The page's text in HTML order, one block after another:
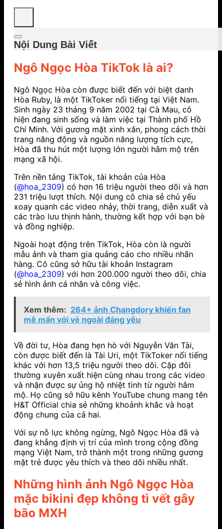
Nội Dung Bài Viết
Ngô Ngọc Hòa TikTok là ai?
Ngô Ngọc Hòa còn được biết đến với biệt danh
Hòa Ruby, là một TikToker nổi tiếng tại Việt Nam.
Sinh ngày 23 tháng 9 năm 2002 tại Cà Mau, cô
hiện đang sinh sống và làm việc tại Thành phố Hồ
Chí Minh. Với gương mặt xinh xắn, phong cách thời
trang năng động và nguồn năng lượng tích cực,
Hòa đã thu hút một lượng lớn người hâm mộ trên
mạng xã hội.
Trên nền tảng TikTok, tài khoản của Hòa
(@hoa_2309) có hơn 16 triệu người theo dõi và hơn
231 triệu lượt thích. Nội dung cô chia sẻ chủ yếu
xoay quanh các video nhảy, thời trang, diễn xuất và
các trào lưu thịnh hành, thường kết hợp với bạn bè
và đồng nghiệp.
Ngoài hoạt động trên TikTok, Hòa còn là người
mẫu ảnh và tham gia quảng cáo cho nhiều nhãn
hàng. Cô cũng sở hữu tài khoản Instagram
(@hoa_2309) với hơn 200.000 người theo dõi, chia
sẻ hình ảnh cá nhân và công việc.
Xem thêm: 264+ ảnh Changdory khiến fan
mê mẩn với vẻ ngoài đáng yêu
Về đời tư, Hòa đang hẹn hò với Nguyễn Văn Tài,
còn được biết đến là Tài Uri, một TikToker nổi tiếng
khác với hơn 13,5 triệu người theo dõi. Cặp đôi
thường xuyên xuất hiện cùng nhau trong các video
và nhận được sự ủng hộ nhiệt tình từ người hâm
mộ. Họ cũng sở hữu kênh YouTube chung mang tên
H&T Official chia sẻ những khoảnh khắc và hoạt
động chung của cả hai.
Với sự nỗ lực không ngừng, Ngô Ngọc Hòa đã và
đang khẳng định vị trí của mình trong cộng đồng
mạng Việt Nam, trở thành một trong những gương
mặt trẻ được yêu thích và theo dõi nhiều nhất.
Những hình ảnh Ngô Ngọc Hòa
mặc bikini đẹp không tì vết gây
bão MXH